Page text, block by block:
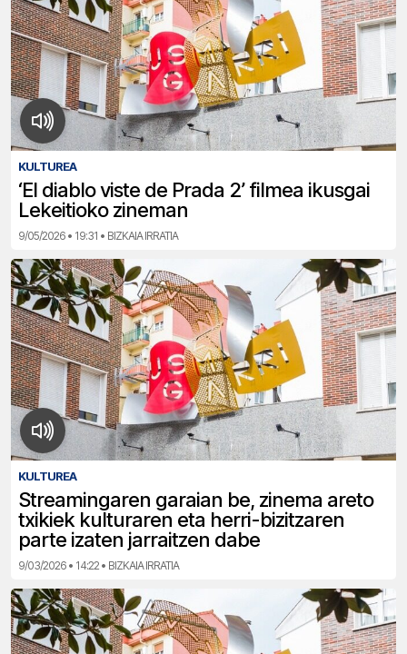
KULTUREA
‘El diablo viste de Prada 2’ filmea ikusgai
Lekeitioko zineman
9/05/2026 • 19:31 • BIZKAIA IRRATIA
KULTUREA
Streamingaren garaian be, zinema areto
txikiek kulturaren eta herri-bizitzaren
parte izaten jarraitzen dabe
9/03/2026 • 14:22 • BIZKAIA IRRATIA